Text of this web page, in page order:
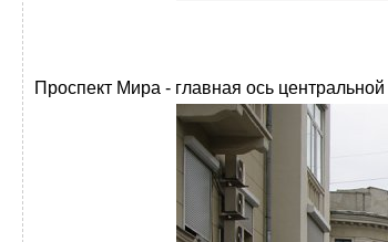
Проспект Мира - главная ось центральной